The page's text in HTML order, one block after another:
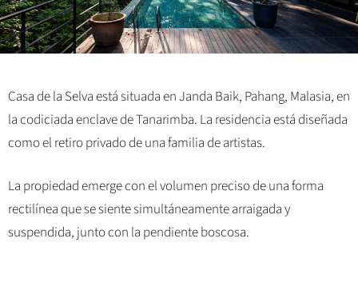
Casa de la Selva está situada en Janda Baik, Pahang, Malasia, en
la codiciada enclave de Tanarimba. La residencia está diseñada
como el retiro privado de una familia de artistas.
La propiedad emerge con el volumen preciso de una forma
rectilínea que se siente simultáneamente arraigada y
suspendida, junto con la pendiente boscosa.